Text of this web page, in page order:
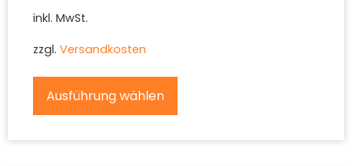
inkl. MwSt.
zzgl. Versandkosten
Ausführung wählen